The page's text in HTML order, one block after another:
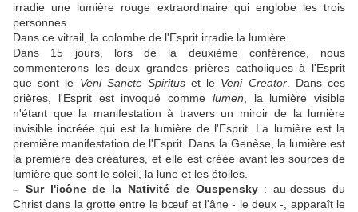
irradie une lumière rouge extraordinaire qui englobe les trois
personnes.
Dans ce vitrail, la colombe de l'Esprit irradie la lumière.
Dans 15 jours, lors de la deuxième conférence, nous
commenterons les deux grandes prières catholiques à l'Esprit
que sont le Veni Sancte Spirituset le Veni Creator. Dans ces
prières, l'Esprit est invoqué comme lumen , la lumière visible
n'étant que la manifestation à travers un miroir de la lumière
invisible incréée qui est la lumière de l'Esprit. La lumière est la
première manifestation de l'Esprit. Dans la Genèse, la lumière est
la première des créatures, et elle est créée avant les sources de
lumière que sont le soleil, la lune et les étoiles.
– Sur l'icône de la Nativité de Ouspensky: au-dessus du
Christ dans la grotte entre le bœuf et l'âne - le deux -, apparaît le